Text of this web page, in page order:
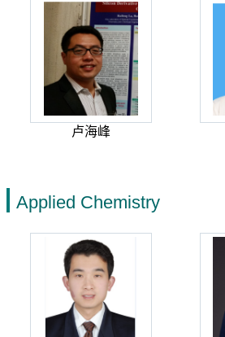
卢海峰
Applied Chemistry